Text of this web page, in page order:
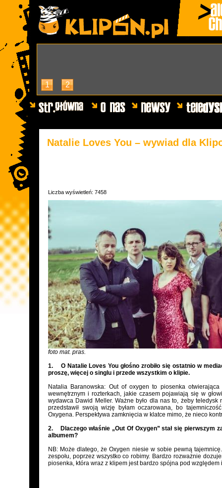
1 2
Natalie Loves You – wywiad dla
Liczba wyświetleń: 7458
foto mat. pras.
1. O Natalie Loves You głośno zrobiło się ostatnio w
proszę, więcej o singlu i przede wszystkim o klipie.
Natalia Baranowska: Out of oxygen to piosenka
wewnętrznym i rozterkach, jakie czasem pojawiają się w
wydawca Dawid Meller. Ważne było dla nas to, żeby
przedstawił swoją wizję byłam oczarowana, bo
Oxygena. Perspektywa zamknięcia w klatce mimo, że nieco
2. Dlaczego właśnie „Out Of Oxygen” stał się pierwszym
albumem?
NB: Może dlatego, że Oxygen niesie w sobie pewną
zespołu, poprzez wszystko co robimy. Bardzo rozważnie
piosenka, która wraz z klipem jest bardzo spójna pod względem